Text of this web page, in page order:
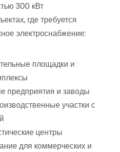
300 кВт
где требуется
электроснабжение:
площадки и
предприятия и заводы
участки с
центры
для коммерческих и